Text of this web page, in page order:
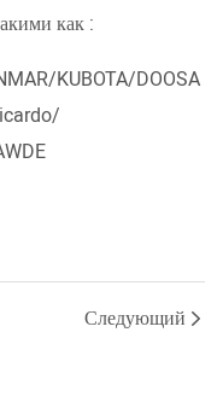
как :
KUBOTA/DOOSA
Следующий